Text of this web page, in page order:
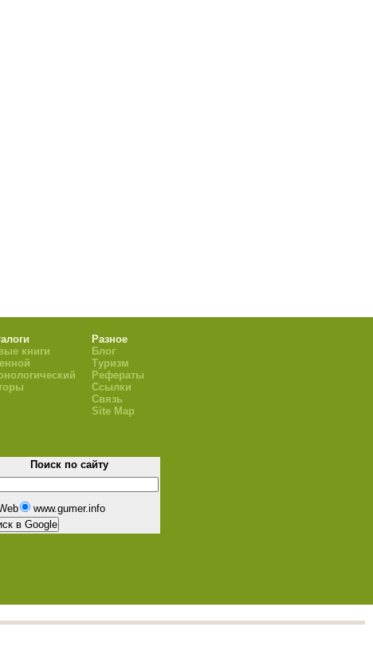
книги
Разное
Блог
Туризм
Рефераты
Ссылки
Связь
Site Map
Поиск по сайту
www.gumer.info